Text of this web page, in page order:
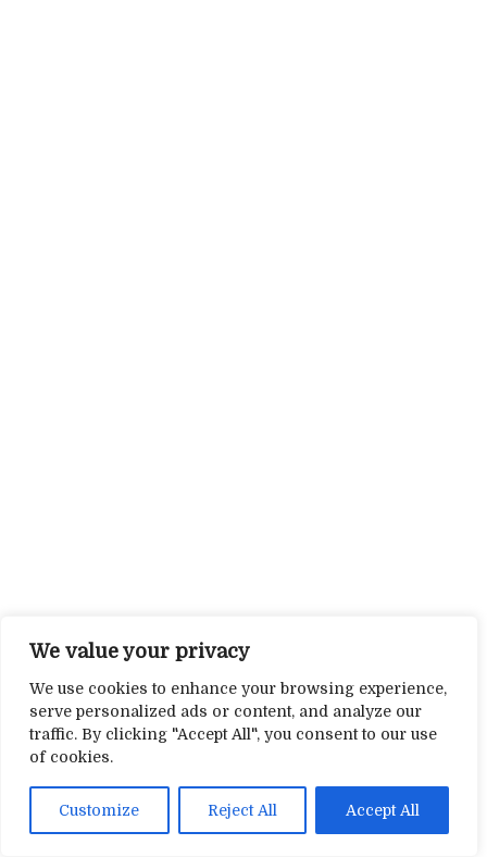
We value your privacy
We use cookies to enhance your browsing experience,
serve personalized ads or content, and analyze our
traffic. By clicking "Accept All", you consent to our use
of cookies.
Customize Reject All Accept All